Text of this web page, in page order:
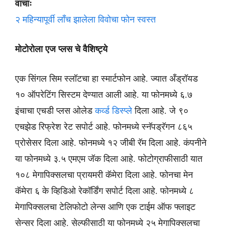
वाचाः
२ महिन्यापूर्वी लाँच झालेला विवोचा फोन स्वस्त
मोटोरोला एज प्लस चे वैशिष्ट्ये
एक सिंगल सिम स्लॉटचा हा स्मार्टफोन आहे. ज्यात अँड्रॉयड
१० ऑपरेटिंग सिस्टम देण्यात आली आहे. या फोनमध्ये ६.७
इंचाचा एचडी प्लस ओलेडकर्व्ड डिस्प्ले दिला आहे. जे ९०
एचझेड रिफ्रेश रेट सपोर्ट आहे. फोनमध्ये स्नॅपड्रॅगन ८६५
प्रोसेसर दिला आहे. फोनमध्ये १२ जीबी रॅम दिला आहे. कंपनीने
या फोनमध्ये ३.५ एमएम जॅक दिला आहे. फोटोग्राफीसाठी यात
१०८ मेगापिक्सलचा प्रायमरी कॅमेरा दिला आहे. फोनचा मेन
कॅमेरा ६ के व्हिडिओ रेकॉर्डिंग सपोर्ट दिला आहे. फोनमध्ये ८
मेगापिक्सलचा टेलिफोटो लेन्स आणि एक टाईम ऑफ फ्लाइट
सेन्सर दिला आहे. सेल्फीसाठी या फोनमध्ये २५ मेगापिक्सलचा